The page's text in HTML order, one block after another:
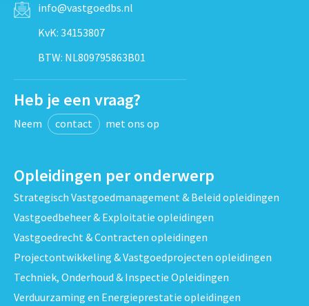
info@vastgoedbs.nl
KvK: 34153807
BTW: NL809795863B01
Heb je een vraag?
Neem contact met ons op
Opleidingen per onderwerp
Strategisch Vastgoedmanagement & Beleid opleidingen
Vastgoedbeheer & Exploitatie opleidingen
Vastgoedrecht & Contracten opleidingen
Projectontwikkeling & Vastgoedprojecten opleidingen
Techniek, Onderhoud & Inspectie Opleidingen
Verduurzaming en Energieprestatie opleidingen